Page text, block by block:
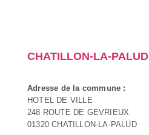
CHATILLON-LA-PALUD
Adresse de la commune :
HOTEL DE VILLE
248 ROUTE DE GEVRIEUX
01320 CHATILLON-LA-PALUD